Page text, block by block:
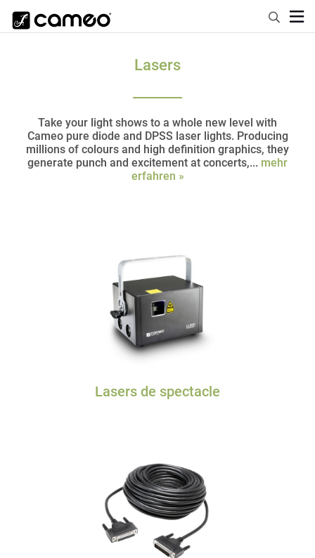
Lasers
Take your light shows to a whole new level with
Cameo pure diode and DPSS laser lights. Producing
millions of colours and high definition graphics, they
generate punch and excitement at concerts,... mehr
erfahren »
Lasers de spectacle